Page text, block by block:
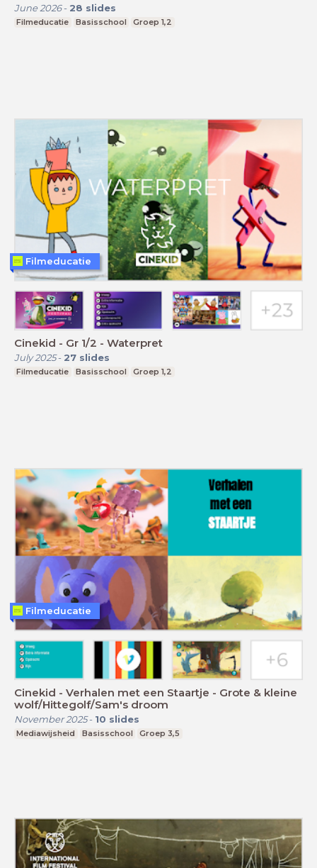
June 2026- 28 slides
Filmeducatie Basisschool Groep 1,2
Cinekid - Gr 1/2 - Waterpret
July 2025- 27 slides
Filmeducatie Basisschool Groep 1,2
Filmeducatie
Cinekid - Verhalen met een Staartje - Grote & kleine
wolf/Hittegolf/Sam's droom
November 2025- 10 slides
Mediawijsheid Basisschool Groep 3,5
Filmeducatie